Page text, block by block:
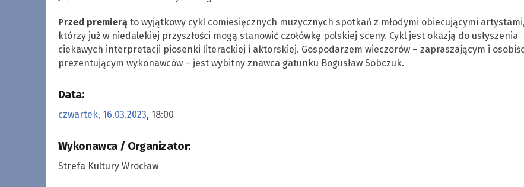
Przed premierąto wyjątkowy cykl comiesięcznych muzycznych spotkań z młodymi obiecującymi artystami,
którzy już w niedalekiej przyszłości mogą stanowić czołówkę polskiej sceny. Cykl jest okazją do usłyszenia
ciekawych interpretacji piosenki literackiej i aktorskiej. Gospodarzem wieczorów – zapraszającym i
prezentującym wykonawców – jest wybitny znawca gatunku Bogusław Sobczuk.
Data:
czwartek, 16.03.2023, 18:00
Wykonawca / Organizator:
Strefa Kultury Wrocław